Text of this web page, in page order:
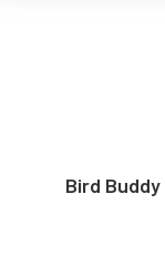
Bird Buddy